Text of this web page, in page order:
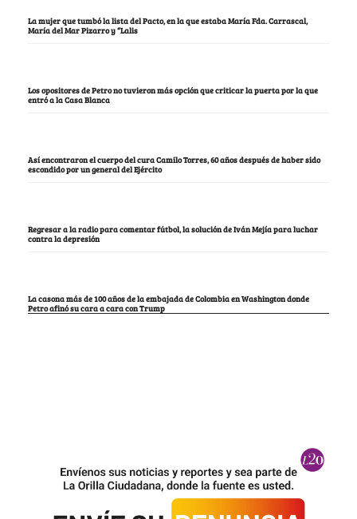
La mujer que tumbó la lista del Pacto, en la que estaba María Fda. Carrascal,
María del Mar Pizarro y “Lalis
Los opositores de Petro no tuvieron más opción que criticar la puerta por la que
entró a la Casa Blanca
Así encontraron el cuerpo del cura Camilo Torres, 60 años después de haber sido
escondido por un general del Ejército
Regresar a la radio para comentar fútbol, la solución de Iván Mejía para luchar
contra la depresión
La casona más de 100 años de la embajada de Colombia en Washington donde
Petro afinó su cara a cara con Trump